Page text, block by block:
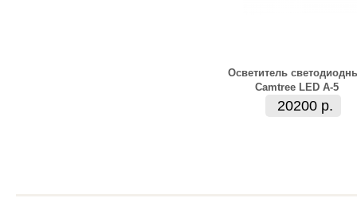
Осветитель
Camtree LED A-5
20200 р.